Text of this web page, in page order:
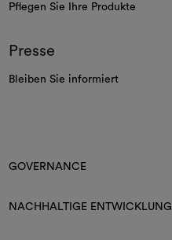
Pflegen Sie Ihre Produkte
Presse
Bleiben Sie informiert
GOVERNANCE
NACHHALTIGE ENTWICKLUNG